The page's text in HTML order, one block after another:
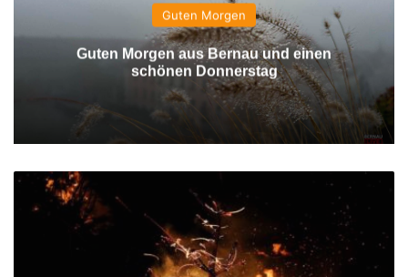
Guten Morgen
Guten Morgen aus Bernau und einen
schönen Donnerstag